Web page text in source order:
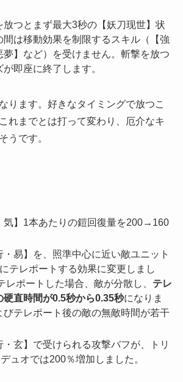
放つとまず最大3秒の【妖刀现世】状
間は移動効果を制限するスキル（【強
夢】など）を受けません。斬撃を放つ
即座に終了します。
ります。好きなタイミングで放つこ
れまでとは打って変わり、厄介なキ
うです。
】 1本あたりの鎧回復量を200→160
易】を、照準中心に近い敵ユニット
テレポートする効果に変更しまし
レポートした場合、敵が分散し、 テレ
硬直時間が0.5秒から0.35秒になりま
びテレポート後の敵の無敵時間が若干
玄】で受けられる攻撃バフが、トリ
ュオでは200％増加しました。